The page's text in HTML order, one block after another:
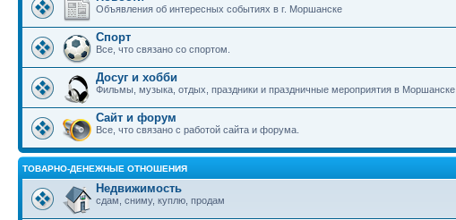
Объявления об интересных событиях в г. Моршанске
Спорт
Все, что связано со спортом.
Досуг и хобби
Фильмы, музыка, отдых, праздники и праздничные мероприятия в Моршанске.
Сайт и форум
Все, что связано с работой сайта и форума.
ТОВАРНО-ДЕНЕЖНЫЕ ОТНОШЕНИЯ
Недвижимость
сдам, сниму, куплю, продам